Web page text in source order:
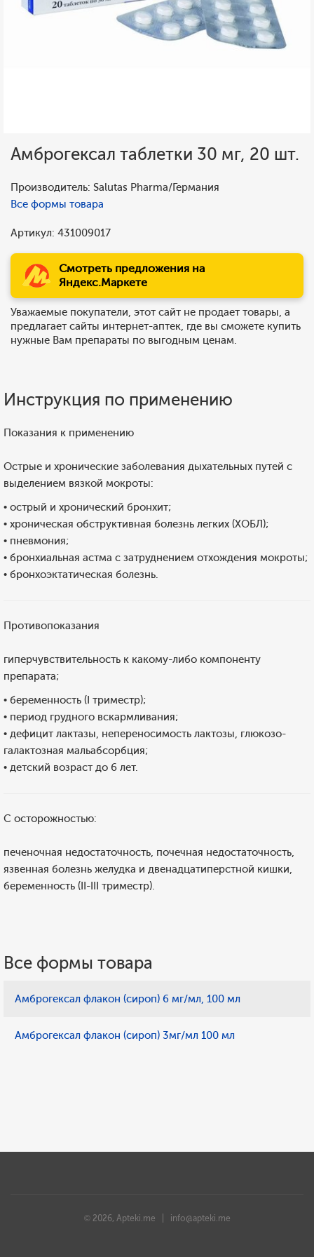
Амброгексал таблетки 30 мг, 20 шт.
Производитель: Salutas Pharma/Германия
Все формы товара
Артикул: 431009017
Смотреть предложения на
Яндекс.Маркете
Уважаемые покупатели, этот сайт не продает товары, а
предлагает сайты интернет-аптек, где вы сможете купить
нужные Вам препараты по выгодным ценам.
Инструкция по применению
Показания к применению
Острые и хронические заболевания дыхательных путей с
выделением вязкой мокроты:
• острый и хронический бронхит;
• хроническая обструктивная болезнь легких (ХОБЛ);
• пневмония;
• бронхиальная астма с затруднением отхождения мокроты;
• бронхоэктатическая болезнь.
Противопоказания
гиперчувствительность к какому-либо компоненту
препарата;
• беременность (I триместр);
• период грудного вскармливания;
• дефицит лактазы, непереносимость лактозы, глюкозо-
галактозная мальабсорбция;
• детский возраст до 6 лет.
С осторожностью:
печеночная недостаточность, почечная недостаточность,
язвенная болезнь желудка и двенадцатиперстной кишки,
беременность (II-III триместр).
Все формы товара
Амброгексал флакон (сироп) 6 мг/мл, 100 мл
Амброгексал флакон (сироп) 3мг/мл 100 мл
© 2026, Apteki.me | info@apteki.me